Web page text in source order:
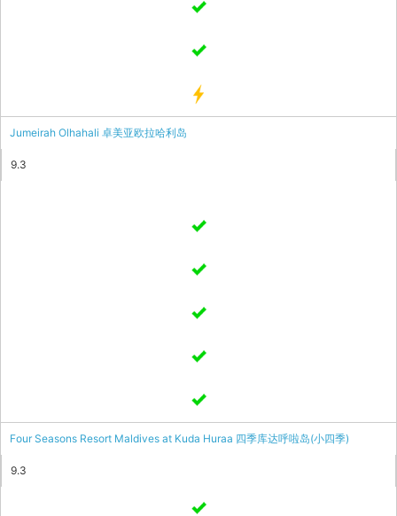
Jumeirah Olhahali 卓美亚欧拉哈利岛
9.3
Four Seasons Resort Maldives at Kuda Huraa 四季库达呼啦岛(小四季)
9.3